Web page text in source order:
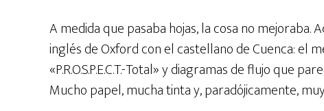
A medida que pasaba hojas, la cosa no
inglés de Oxford con el castellano de Cuenca: el
«P.R.O.S.P.E.C.T.-Total» y diagramas de flujo que
Mucho papel, mucha tinta y, paradójicamente,